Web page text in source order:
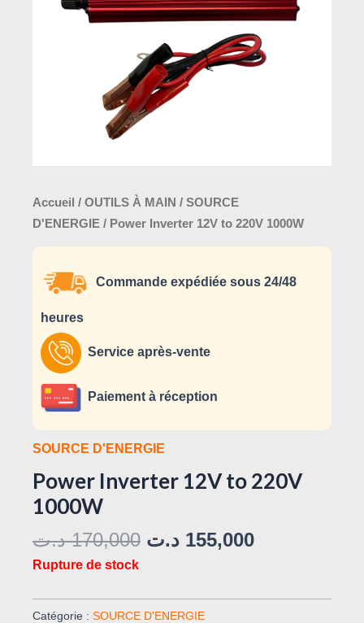
Accueil / OUTILS À MAIN / SOURCE
D'ENERGIE / Power Inverter 12V to 220V 1000W
Commande expédiée sous 24/48
heures
Service après-vente
Paiement à réception
SOURCE D'ENERGIE
Power Inverter 12V to 220V
1000W
170,000 د.ت 155,000 د.ت
Rupture de stock
Catégorie : SOURCE D'ENERGIE